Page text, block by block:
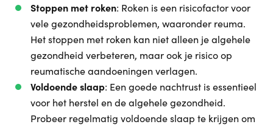
Stoppen met roken: Roken is een risicofactor voor
vele gezondheidsproblemen, waaronder reuma.
Het stoppen met roken kan niet alleen je algehele
gezondheid verbeteren, maar ook je risico op
reumatische aandoeningen verlagen.
Voldoende slaap: Een goede nachtrust is essentieel
voor het herstel en de algehele gezondheid.
Probeer regelmatig voldoende slaap te krijgen om